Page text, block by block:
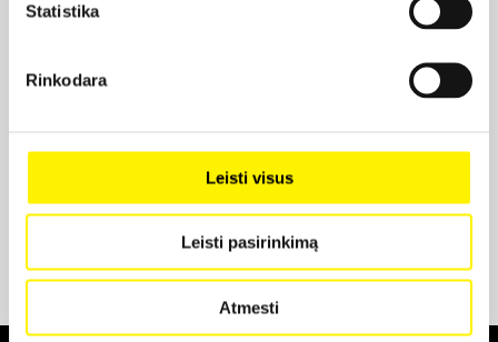
Statistika
Rinkodara
Leisti visus
Leisti pasirinkimą
Atmesti